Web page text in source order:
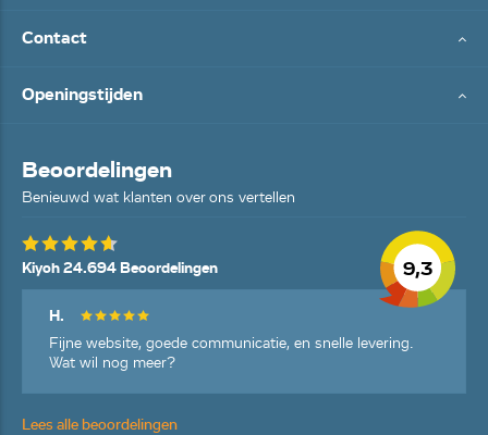
Contact
Openingstijden
Beoordelingen
Benieuwd wat klanten over ons vertellen
9,3
Kiyoh 24.694 Beoordelingen
H.
Fijne website, goede communicatie, en snelle levering.
Wat wil nog meer?
Lees alle beoordelingen